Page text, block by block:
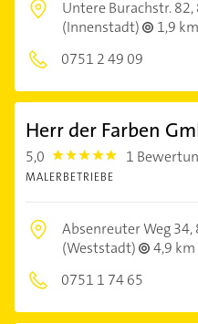
Untere Burachstr. 82,
(Innenstadt)
1,9 km
0751 2 49 09
Herr der Farben
5,0 5.0 1
MALERBETRIEBE
Absenreuter Weg 34,
(Weststadt)
4,9 km
0751 1 74 65